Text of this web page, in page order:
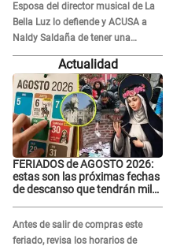
Esposa del director musical de La
Bella Luz lo defiende y ACUSA a
Naldy Saldaña de tener una
relación con él y otros integrantes
Actualidad
FERIADOS de AGOSTO 2026:
estas son las próximas fechas
de descanso que tendrán miles
Antes de salir de compras este
feriado, revisa los horarios de